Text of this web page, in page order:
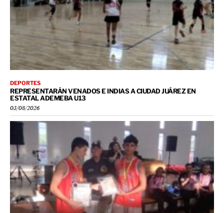
DEPORTES
REPRESENTARÁN VENADOS E INDIAS A CIUDAD JUÁREZ EN
ESTATAL ADEMEBA U13
03/08/2026